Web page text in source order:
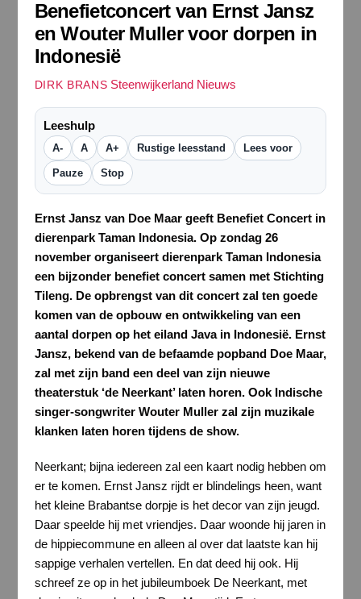
Benefietconcert van Ernst Jansz
en Wouter Muller voor dorpen in
Indonesië
DIRK BRANS Steenwijkerland Nieuws
Leeshulp
A- A A+ Rustige leesstand Lees voor
Pauze Stop
Ernst Jansz van Doe Maar geeft Benefiet Concert in
dierenpark Taman Indonesia. Op zondag 26
november organiseert dierenpark Taman Indonesia
een bijzonder benefiet concert samen met Stichting
Tileng. De opbrengst van dit concert zal ten goede
komen van de opbouw en ontwikkeling van een
aantal dorpen op het eiland Java in Indonesië. Ernst
Jansz, bekend van de befaamde popband Doe Maar,
zal met zijn band een deel van zijn nieuwe
theaterstuk ‘de Neerkant’ laten horen. Ook Indische
singer-songwriter Wouter Muller zal zijn muzikale
klanken laten horen tijdens de show.
Neerkant; bijna iedereen zal een kaart nodig hebben om
er te komen. Ernst Jansz rijdt er blindelings heen, want
het kleine Brabantse dorpje is het decor van zijn jeugd.
Daar speelde hij met vriendjes. Daar woonde hij jaren in
de hippiecommune en alleen al over dat laatste kan hij
sappige verhalen vertellen. En dat deed hij ook. Hij
schreef ze op in het jubileumboek De Neerkant, met